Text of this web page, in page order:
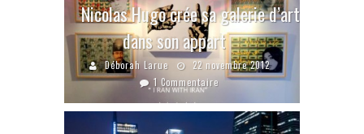
Nicolas Hugo crée sa galerie d’art
dans son appart
Déborah Larue
22 novembre 2012
1 Commentaire